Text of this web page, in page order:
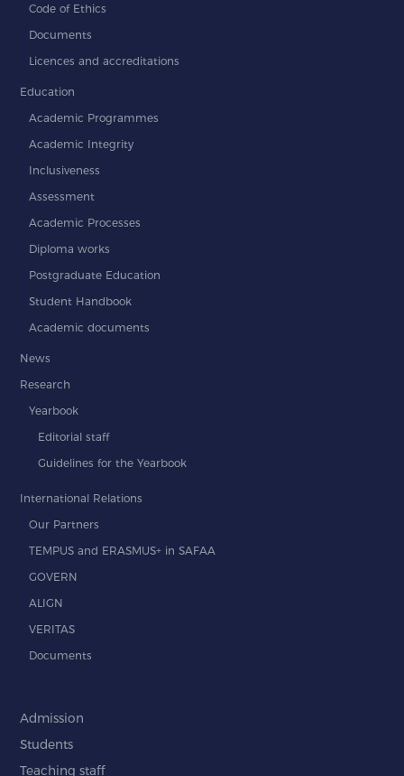
Code of Ethics
Documents
Licences and accreditations
Education
Academic Programmes
Academic Integrity
Inclusiveness
Assessment
Academic Processes
Diploma works
Postgraduate Education
Student Handbook
Academic documents
News
Research
Yearbook
Editorial staff
Guidelines for the Yearbook
International Relations
Our Partners
TEMPUS and ERASMUS+ in SAFAA
GOVERN
ALIGN
VERITAS
Documents
Admission
Students
Teaching staff